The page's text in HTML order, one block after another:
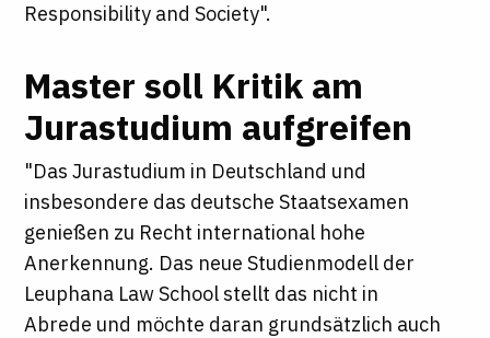
Responsibility and Society".
Master soll Kritik am
Jurastudium aufgreifen
"Das Jurastudium in Deutschland und
insbesondere das deutsche Staatsexamen
genießen zu Recht international hohe
Anerkennung. Das neue Studienmodell der
Leuphana Law School stellt das nicht in
Abrede und möchte daran grundsätzlich auch